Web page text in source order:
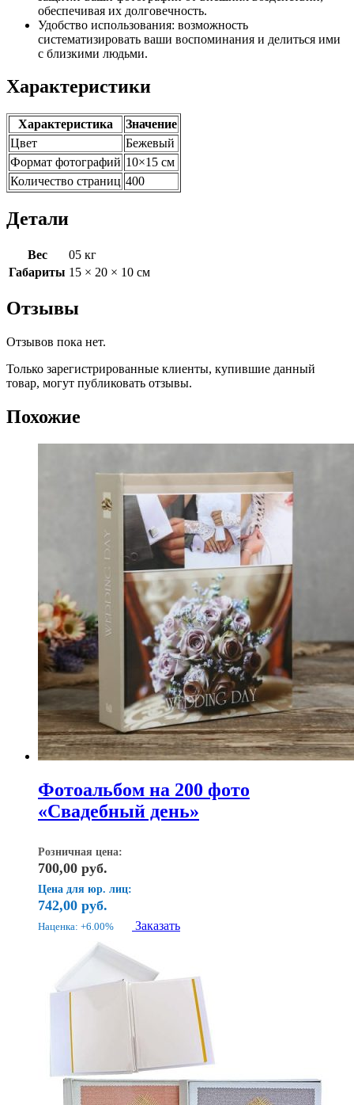
обеспечивая их долговечность.
Удобство использования: возможность
систематизировать ваши воспоминания и делиться ими
с близкими людьми.
Характеристики
Характеристика
Значение
Цвет
Бежевый
Формат фотографий 10×15 см
Количество страниц 400
Детали
Вес
05 кг
Габариты 15 × 20 × 10 см
Отзывы
Отзывов пока нет.
Только зарегистрированные клиенты, купившие данный
товар, могут публиковать отзывы.
Похожие
Фотоальбом на 200 фото
«Свадебный день»
Розничная цена:
700,00 руб.
Цена для юр. лиц:
742,00 руб.
Наценка: +6.00% Заказать